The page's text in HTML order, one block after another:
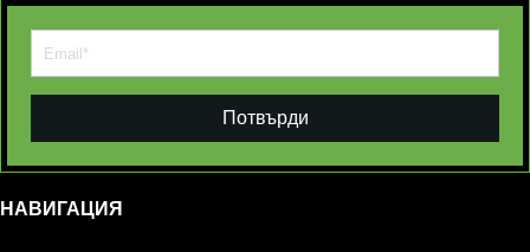
Потвърди
НАВИГАЦИЯ